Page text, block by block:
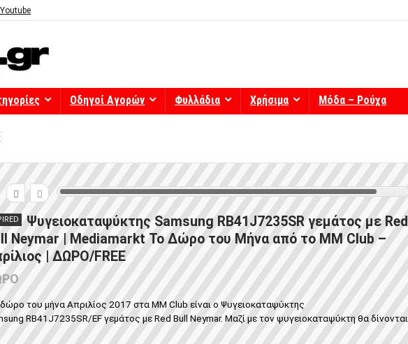
Youtube
Οδηγοί Αγορών Φυλλάδια Χρήσιμα Μόδα – Ρούχα
Ψυγειοκαταψύκτης Samsung RB41J7235SR γεμάτος με Red
Neymar | Mediamarkt Το Δώρο του Μήνα από το MM Club –
| ΔΩΡΟ/FREE
του μήνα Απριλίος 2017 στα ΜΜ Club είναι o Ψυγειοκαταψύκτης
RB41J7235SR/EF γεμάτος με Red Bull Neymar. Μαζί με τον ψυγειοκαταψύκτη θα δίνονται